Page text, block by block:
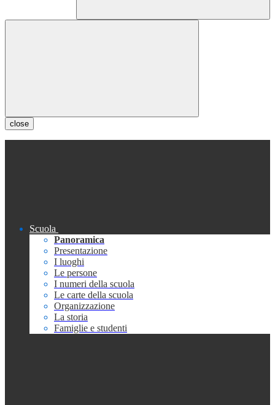
close
Scuola
Panoramica
Presentazione
I luoghi
Le persone
I numeri della scuola
Le carte della scuola
Organizzazione
La storia
Famiglie e studenti